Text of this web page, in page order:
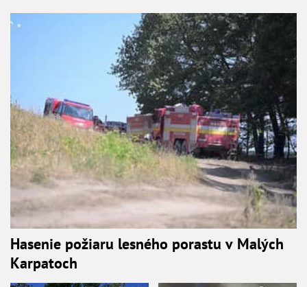
Hasenie požiaru lesného porastu v Malých
Karpatoch